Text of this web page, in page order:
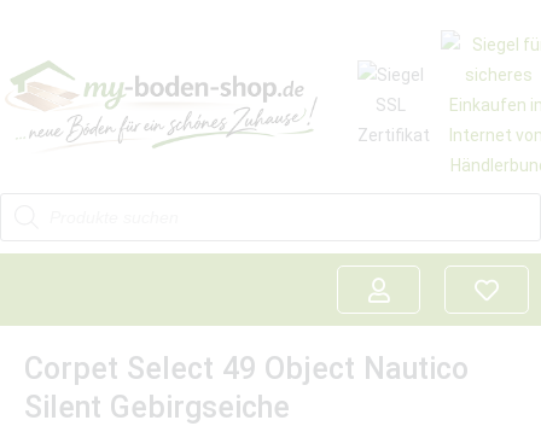
Corpet Select 49 Object Nautico
Silent Gebirgseiche